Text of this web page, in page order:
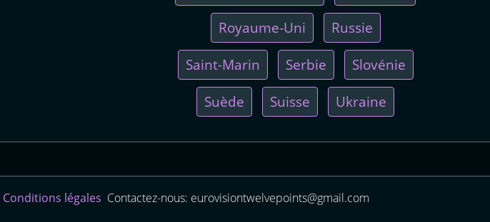
Royaume-Uni Russie
Saint-Marin Serbie Slovénie
Suède Suisse Ukraine
Conditions légales Contactez-nous: eurovisiontwelvepoints@gmail.com